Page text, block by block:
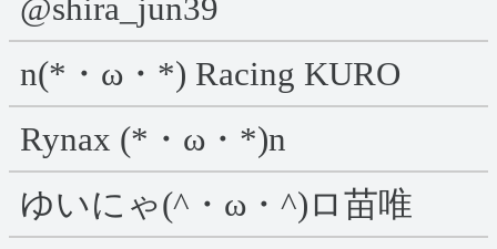
@shira_jun39
n(*・ω・*) Racing KURO
Rynax (*・ω・*)n
ゆいにゃ(^・ω・^)ロ苗唯